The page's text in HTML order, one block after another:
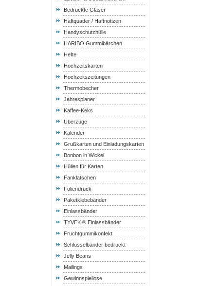
Bedruckte Gläser
Haftquader / Haftnotizen
Handyschutzhülle
HARIBO Gummibärchen
Hefte
Hochzeitskarten
Hochzeitszeitungen
Thermobecher
Jahresplaner
Kaffee-Keks
Überzüge
Kalender
Grußkarten und Einladungskarten
Bonbon in Wickel
Hüllen für Karten
Fanklatschen
Foliendruck
Paketklebebänder
Einlassbänder
TYVEK ® Einlassbänder
Fruchtgummikonfekt
Schlüsselbänder bedruckt
Jelly Beans
Mailings
Gewinnspiellose